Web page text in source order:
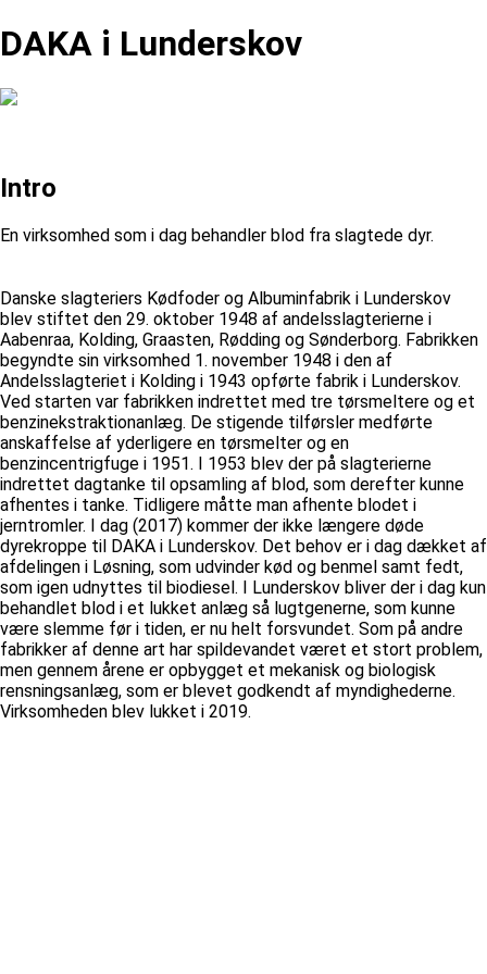
DAKA i Lunderskov
Intro
En virksomhed som i dag behandler blod fra slagtede dyr.
Danske slagteriers Kødfoder og Albuminfabrik i Lunderskov
blev stiftet den 29. oktober 1948 af andelsslagterierne i
Aabenraa, Kolding, Graasten, Rødding og Sønderborg. Fabrikken
begyndte sin virksomhed 1. november 1948 i den af
Andelsslagteriet i Kolding i 1943 opførte fabrik i Lunderskov.
Ved starten var fabrikken indrettet med tre tørsmeltere og et
benzinekstraktionanlæg. De stigende tilførsler medførte
anskaffelse af yderligere en tørsmelter og en
benzincentrigfuge i 1951. I 1953 blev der på slagterierne
indrettet dagtanke til opsamling af blod, som derefter kunne
afhentes i tanke. Tidligere måtte man afhente blodet i
jerntromler. I dag (2017) kommer der ikke længere døde
dyrekroppe til DAKA i Lunderskov. Det behov er i dag dækket af
afdelingen i Løsning, som udvinder kød og benmel samt fedt,
som igen udnyttes til biodiesel. I Lunderskov bliver der i dag kun
behandlet blod i et lukket anlæg så lugtgenerne, som kunne
være slemme før i tiden, er nu helt forsvundet. Som på andre
fabrikker af denne art har spildevandet været et stort problem,
men gennem årene er opbygget et mekanisk og biologisk
rensningsanlæg, som er blevet godkendt af myndighederne.
Virksomheden blev lukket i 2019.